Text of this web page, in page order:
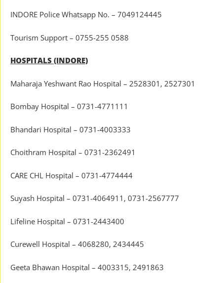
INDORE Police Whatsapp No. – 7049124445
Tourism Support – 0755-255 0588
HOSPITALS (INDORE)
Maharaja Yeshwant Rao Hospital – 2528301, 2527301
Bombay Hospital – 0731-4771111
Bhandari Hospital – 0731-4003333
Choithram Hospital – 0731-2362491
CARE CHL Hospital – 0731-4774444
Suyash Hospital – 0731-4064911, 0731-2567777
Lifeline Hospital – 0731-2443400
Curewell Hospital – 4068280, 2434445
Geeta Bhawan Hospital – 4003315, 2491863